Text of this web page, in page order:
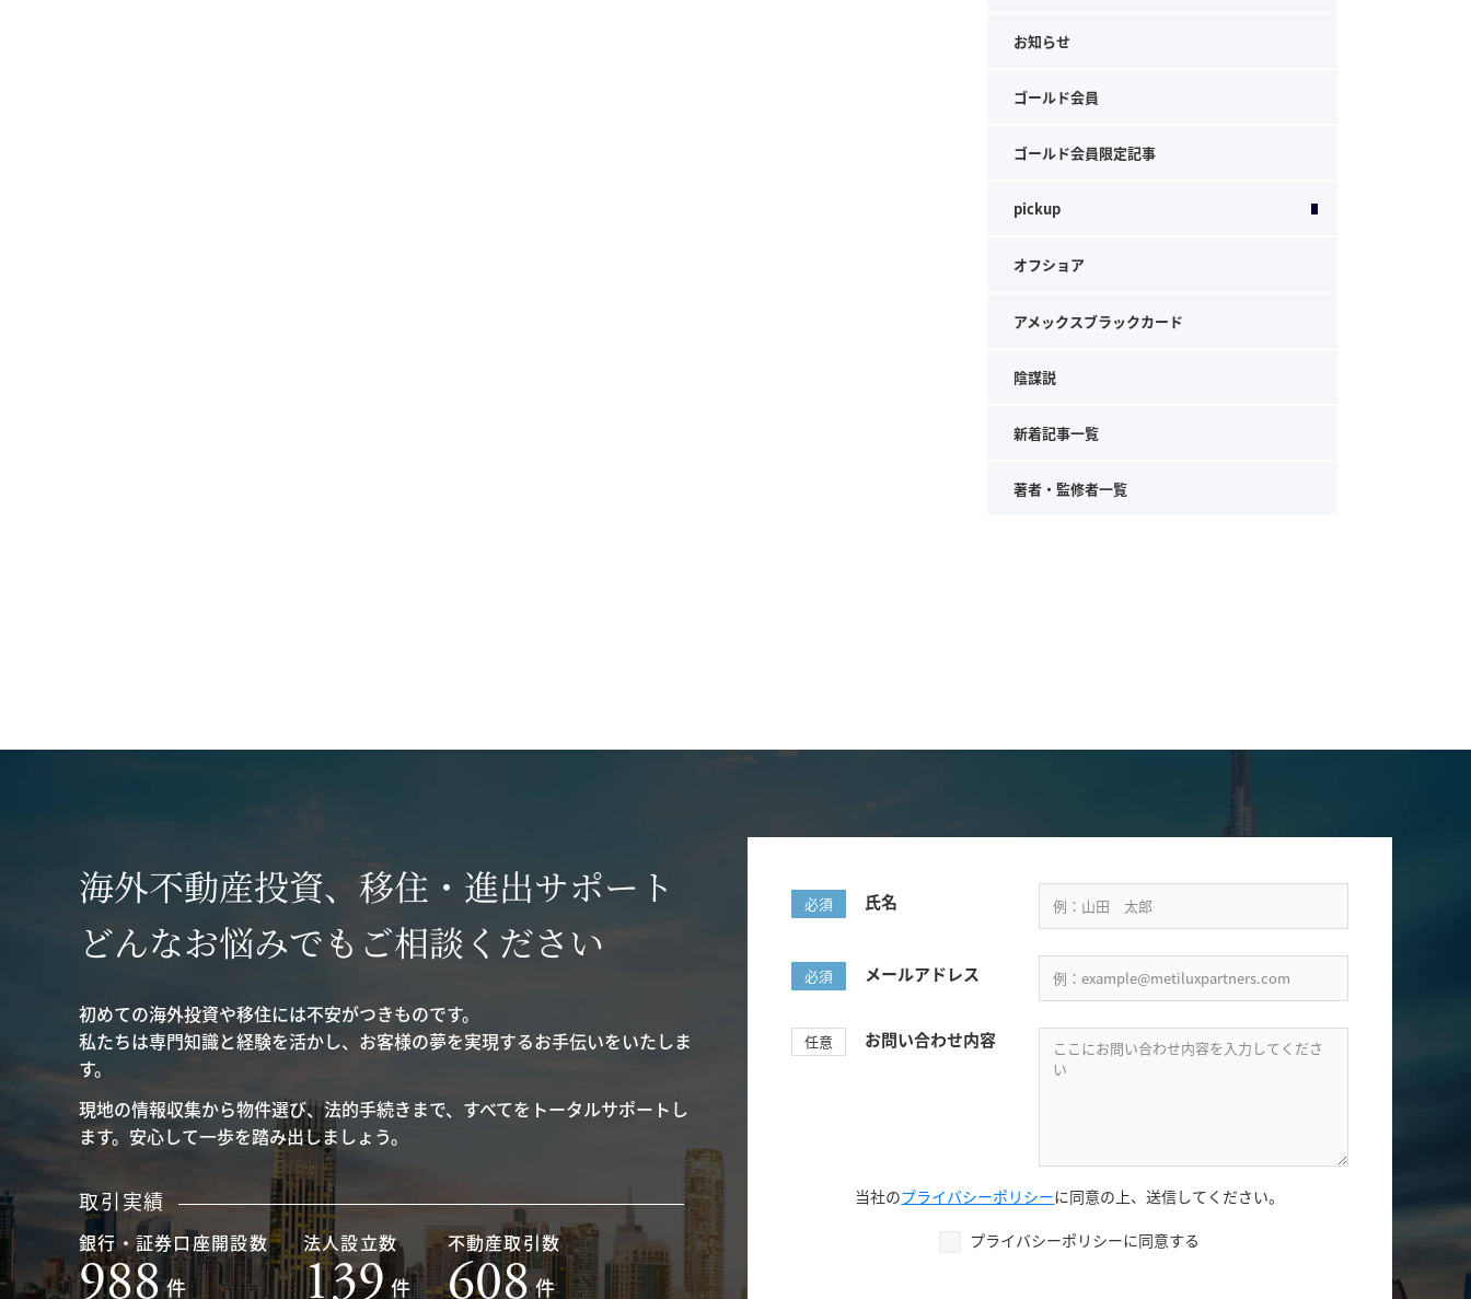
お知らせ
ゴールド会員
ゴールド会員限定記事
pickup
オフショア
アメックスブラックカード
陰謀説
新着記事一覧
著者・監修者一覧
海外不動産投資、移住・進出サポート
どんなお悩みでもご相談ください
初めての海外投資や移住には不安がつきものです。
私たちは専門知識と経験を活かし、お客様の夢を実現するお手伝いをいたしま
す。
現地の情報収集から物件選び、法的手続きまで、すべてをトータルサポートし
ます。安心して一歩を踏み出しましょう。
取引実績
銀行・証券口座開設数
988件
法人設立数
139 件
不動産取引数
608件
必須 氏名
必須 メールアドレス
任意 お問い合わせ内容
当社のプライバシーポリシーに同意の上、送信してください。
プライバシーポリシーに同意する